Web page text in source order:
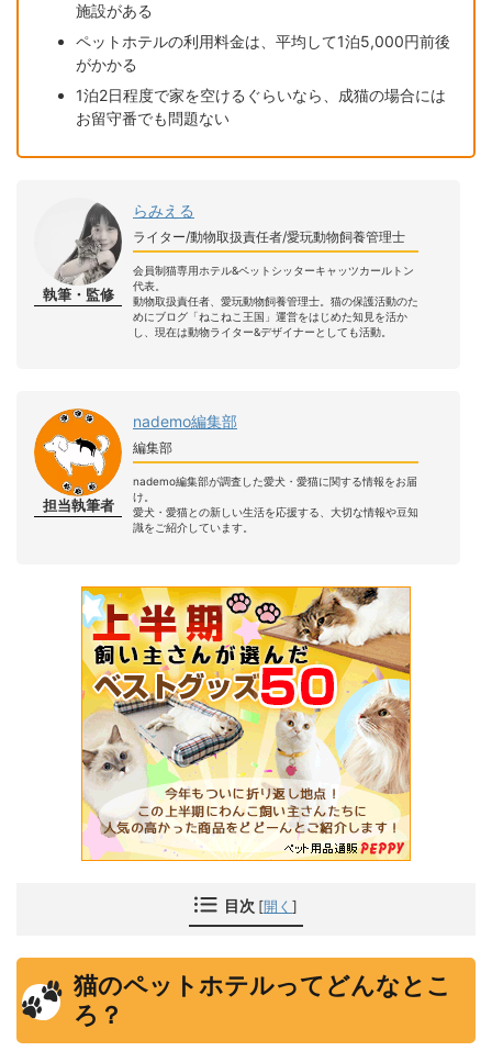
施設がある
ペットホテルの利用料金は、平均して1泊5,000円前後
がかかる
1泊2日程度で家を空けるぐらいなら、成猫の場合には
お留守番でも問題ない
執筆・監修
らみえる
ライター/動物取扱責任者/愛玩動物飼養管理士
会員制猫専用ホテル&ペットシッターキャッツカールトン
代表。
動物取扱責任者、愛玩動物飼養管理士。猫の保護活動のた
めにブログ「ねこねこ王国」運営をはじめた知見を活か
し、現在は動物ライター&デザイナーとしても活動。
担当執筆者
nademo編集部
編集部
nademo編集部が調査した愛犬・愛猫に関する情報をお届
け。
愛犬・愛猫との新しい生活を応援する、大切な情報や豆知
識をご紹介しています。
目次 [開く ]
猫のペットホテルってどんなとこ
ろ？